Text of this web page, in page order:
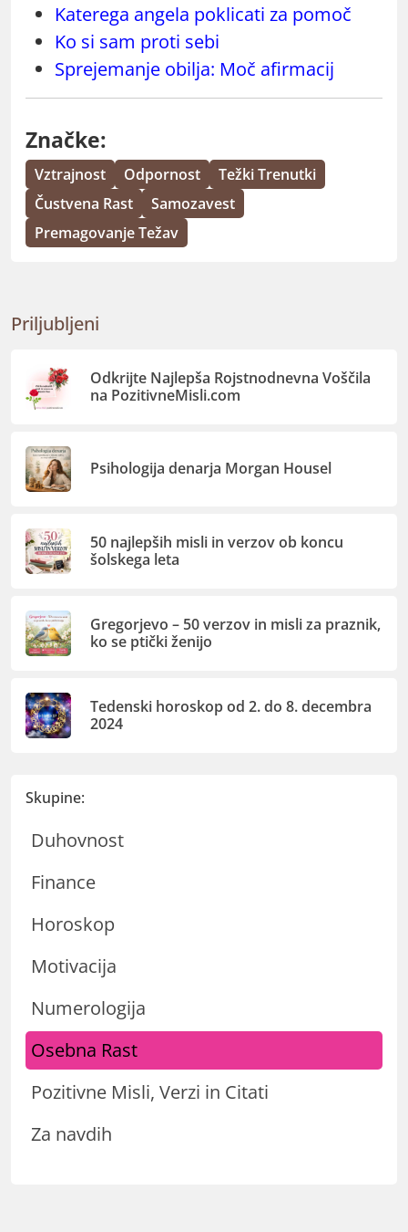
Katerega angela poklicati za pomoč
Ko si sam proti sebi
Sprejemanje obilja: Moč afirmacij
Značke:
Vztrajnost Odpornost
Težki Trenutki
Čustvena Rast
Samozavest
Premagovanje Težav
Priljubljeni
Odkrijte Najlepša Rojstnodnevna Voščila
na PozitivneMisli.com
Psihologija denarja Morgan Housel
50 najlepših misli in verzov ob koncu
šolskega leta
Gregorjevo – 50 verzov in misli za praznik,
ko se ptički ženijo
Tedenski horoskop od 2. do 8. decembra
2024
Skupine:
Duhovnost
Finance
Horoskop
Motivacija
Numerologija
Osebna Rast
Pozitivne Misli, Verzi in Citati
Za navdih